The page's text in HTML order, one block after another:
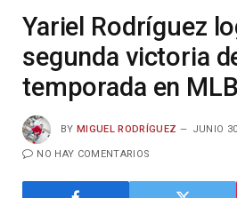
Yariel Rodríguez
segunda victoria
temporada en MLB
BY MIGUEL RODRÍGUEZ JUNIO
NO HAY COMENTARIOS